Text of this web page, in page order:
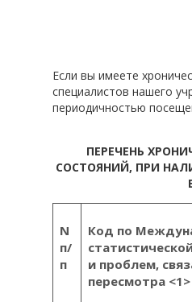
Если вы имеете
специалистов нашего
периодичностью
ПЕРЕЧЕНЬ
СОСТОЯНИЙ, ПРИ
N
п/
п
Код по
и проблем,
пересмотра <1>